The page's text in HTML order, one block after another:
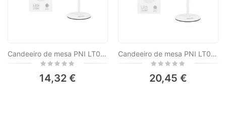
Candeeiro de mesa PNI LT04W com LED 2,5W, bateria 1200 mAh, carregamento via USB-C, 150 lumens, luz branca quente 3000K, botão de toque, regulável, cor branca
Rating:
14,32 €
Candeeiro de mesa PNI LT05W com LED 3W, bateria 1800 mAh, carregamento via USB-C, 200 lumens, luz branca + RGB, botão touch, regulável, cor branca
Rating:
20,45 €